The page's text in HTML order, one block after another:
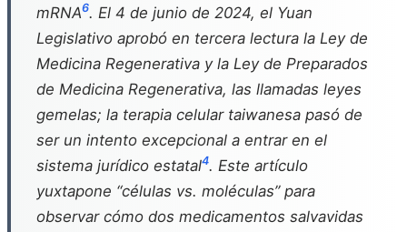
mRNA6. El 4 de junio de 2024, el Yuan
Legislativo aprobó en tercera lectura la Ley de
Medicina Regenerativa y la Ley de Preparados
de Medicina Regenerativa, las llamadas leyes
gemelas; la terapia celular taiwanesa pasó de
ser un intento excepcional a entrar en el
sistema jurídico estatal4. Este artículo
yuxtapone “células vs. moléculas” para
observar cómo dos medicamentos salvavidas